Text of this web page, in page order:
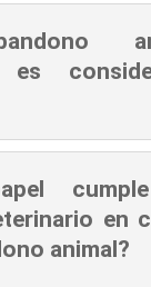
es
en
animal?